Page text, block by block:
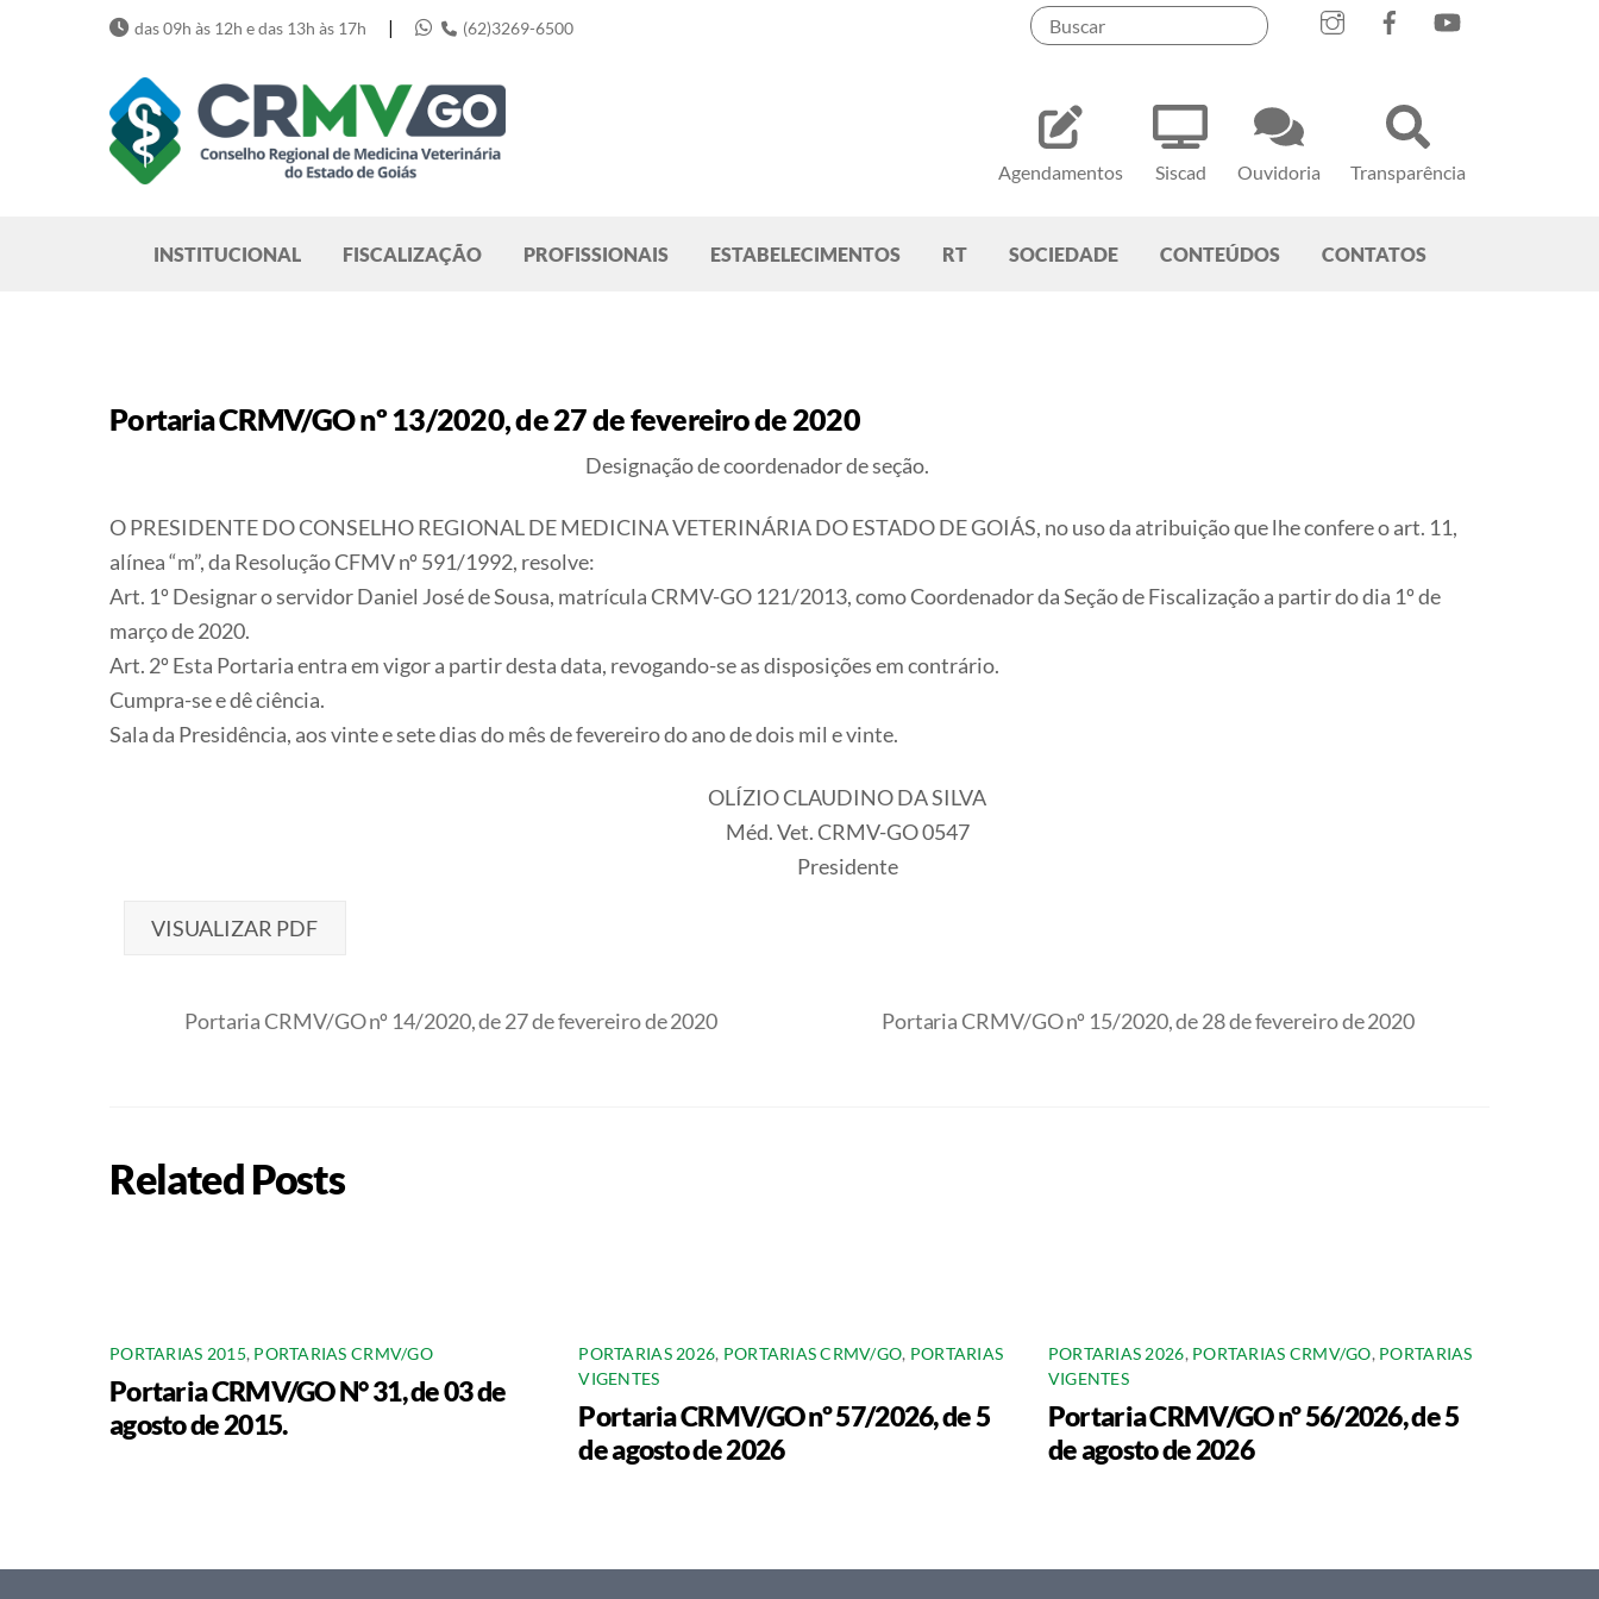
Agendamentos Siscad Ouvidoria Transparência
das 09h às 12h e das 13h às 17h | (62)3269-6500
INSTITUCIONAL FISCALIZAÇÃO PROFISSIONAIS ESTABELECIMENTOS RT SOCIEDADE CONTEÚDOS CONTATOS
Portaria CRMV/GO nº 13/2020, de 27 de fevereiro de 2020
Designação de coordenador de seção.
O PRESIDENTE DO CONSELHO REGIONAL DE MEDICINA VETERINÁRIA DO ESTADO DE GOIÁS, no uso da atribuição que lhe confere o art. 11,
alínea “m”, da Resolução CFMV nº 591/1992, resolve:
Art. 1º Designar o servidor Daniel José de Sousa, matrícula CRMV-GO 121/2013, como Coordenador da Seção de Fiscalização a partir do dia 1º de
março de 2020.
Art. 2º Esta Portaria entra em vigor a partir desta data, revogando-se as disposições em contrário.
Cumpra-se e dê ciência.
Sala da Presidência, aos vinte e sete dias do mês de fevereiro do ano de dois mil e vinte.
OLÍZIO CLAUDINO DA SILVA
Méd. Vet. CRMV-GO 0547
Presidente
VISUALIZAR PDF
Portaria CRMV/GO nº 14/2020, de 27 de fevereiro de 2020 Portaria CRMV/GO nº 15/2020, de 28 de fevereiro de 2020
Related Posts
PORTARIAS 2015, PORTARIAS CRMV/GO
Portaria CRMV/GO N° 31, de 03 de
agosto de 2015.
PORTARIAS 2026, PORTARIAS CRMV/GO, PORTARIAS
VIGENTES
Portaria CRMV/GO nº 57/2026, de 5
de agosto de 2026
PORTARIAS 2026, PORTARIAS CRMV/GO, PORTARIAS
VIGENTES
Portaria CRMV/GO nº 56/2026, de 5
de agosto de 2026